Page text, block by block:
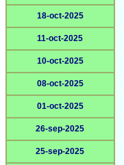
18-oct-2025
11-oct-2025
10-oct-2025
08-oct-2025
01-oct-2025
26-sep-2025
25-sep-2025